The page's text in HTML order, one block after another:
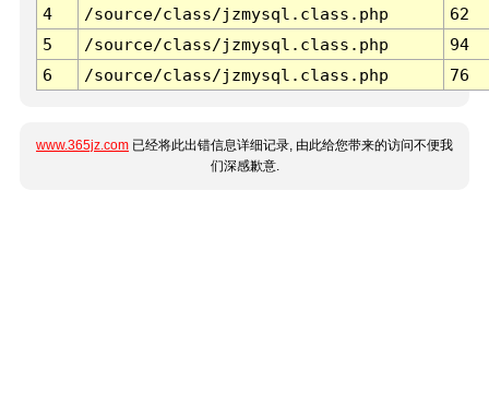
4
/source/class/jzmysql.class.php
62
5
/source/class/jzmysql.class.php
94
6
/source/class/jzmysql.class.php 76
www.365jz.com 已经将此出错信息详细记录, 由此给您带来的访问不便我
们深感歉意.